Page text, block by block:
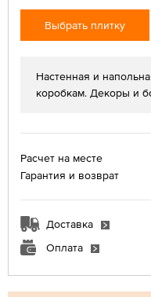
Выбрать плитку
Настенная и
коробкам. Декоры и
Расчет на месте
Гарантия и возврат
Доставка
Оплата